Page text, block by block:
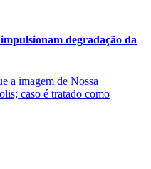
degradação da